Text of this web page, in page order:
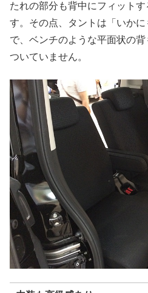
たれの部分も背中にフィット
す。その点、タントは「いか
で、ベンチのような平面状の
ついていません。